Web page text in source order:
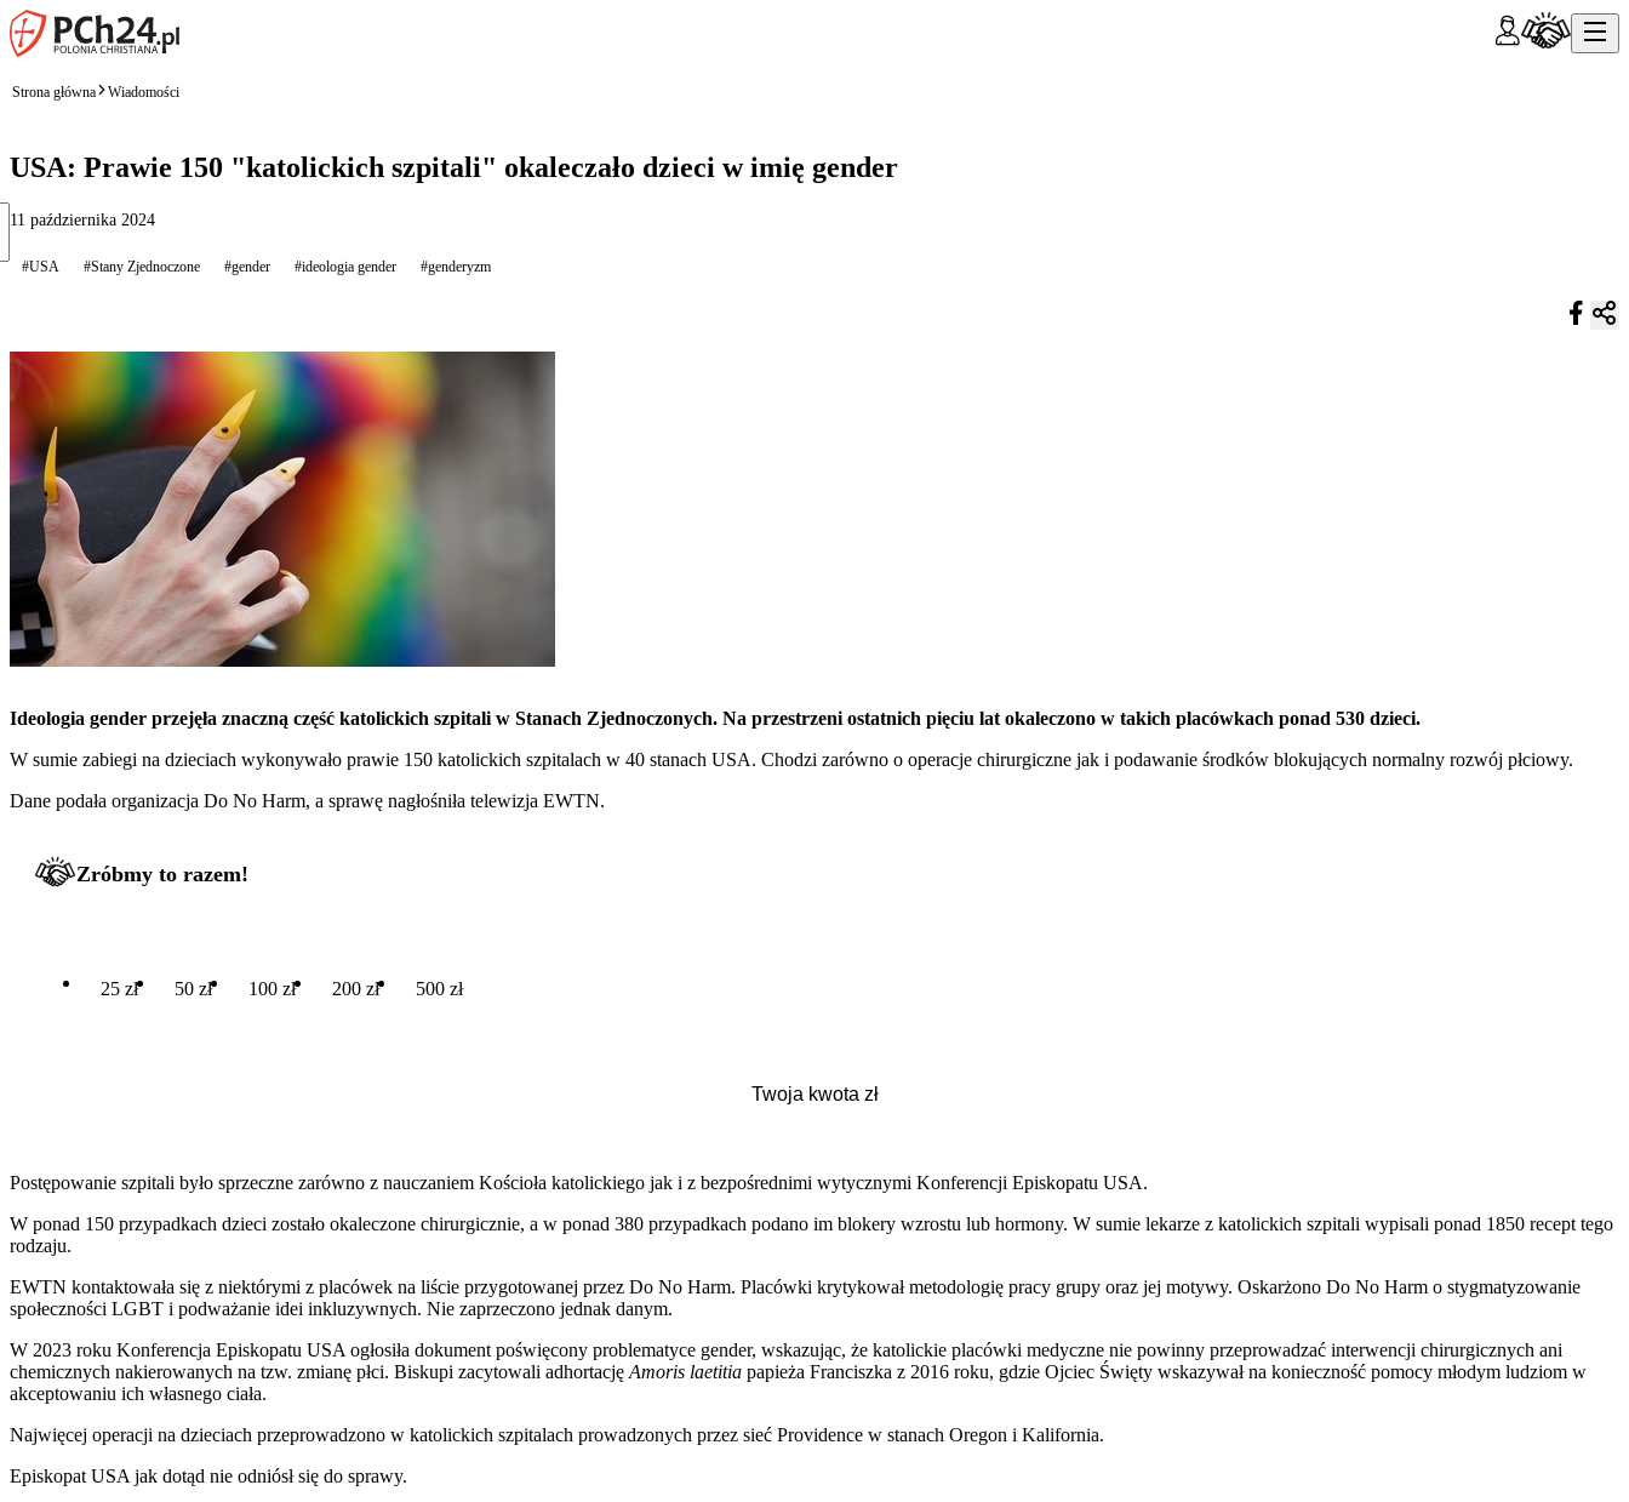
Strona główna Wiadomości
USA: Prawie 150 "katolickich szpitali" okaleczało dzieci w imię gender
11 października 2024
#USA #Stany Zjednoczone #gender #ideologia gender #genderyzm
Ideologia gender przejęła znaczną część katolickich szpitali w Stanach Zjednoczonych. Na przestrzeni ostatnich pięciu lat okaleczono w takich placówkach ponad 530 dzieci.
W sumie zabiegi na dzieciach wykonywało prawie 150 katolickich szpitalach w 40 stanach USA. Chodzi zarówno o operacje chirurgiczne jak i podawanie środków blokujących normalny rozwój płciowy.
Dane podała organizacja Do No Harm, a sprawę nagłośniła telewizja EWTN.
Zróbmy to razem!
25 zł 50 zł 100 zł 200 zł 500 zł
Postępowanie szpitali było sprzeczne zarówno z nauczaniem Kościoła katolickiego jak i z bezpośrednimi wytycznymi Konferencji Episkopatu USA.
W ponad 150 przypadkach dzieci zostało okaleczone chirurgicznie, a w ponad 380 przypadkach podano im blokery wzrostu lub hormony. W sumie lekarze z katolickich szpitali wypisali ponad 1850 recept tego
rodzaju.
EWTN kontaktowała się z niektórymi z placówek na liście przygotowanej przez Do No Harm. Placówki krytykował metodologię pracy grupy oraz jej motywy. Oskarżono Do No Harm o stygmatyzowanie
społeczności LGBT i podważanie idei inkluzywnych. Nie zaprzeczono jednak danym.
W 2023 roku Konferencja Episkopatu USA ogłosiła dokument poświęcony problematyce gender, wskazując, że katolickie placówki medyczne nie powinny przeprowadzać interwencji chirurgicznych ani
chemicznych nakierowanych na tzw. zmianę płci. Biskupi zacytowali adhortację Amoris laetitia papieża Franciszka z 2016 roku, gdzie Ojciec Święty wskazywał na konieczność pomocy młodym ludziom w
akceptowaniu ich własnego ciała.
Najwięcej operacji na dzieciach przeprowadzono w katolickich szpitalach prowadzonych przez sieć Providence w stanach Oregon i Kalifornia.
Episkopat USA jak dotąd nie odniósł się do sprawy.